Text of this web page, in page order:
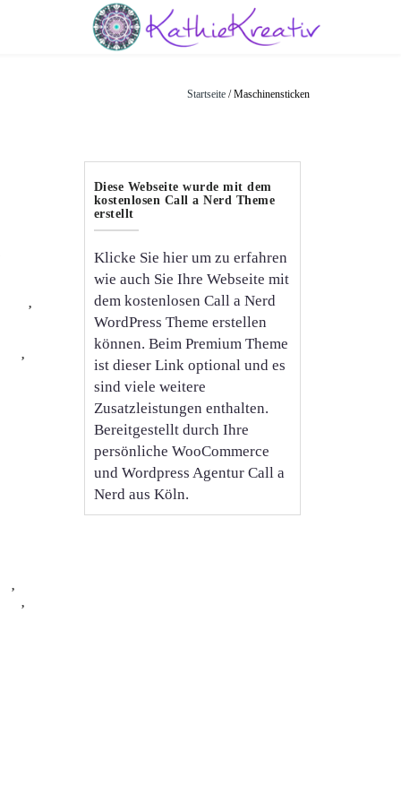
Startseite / Maschinensticken
,
,
,
,
Diese Webseite wurde mit dem
kostenlosen Call a Nerd Theme
erstellt
Klicke Sie hier um zu erfahren
wie auch Sie Ihre Webseite mit
dem kostenlosen Call a Nerd
WordPress Theme erstellen
können. Beim Premium Theme
ist dieser Link optional und es
sind viele weitere
Zusatzleistungen enthalten.
Bereitgestellt durch Ihre
persönliche WooCommerce
und Wordpress Agentur Call a
Nerd aus Köln.